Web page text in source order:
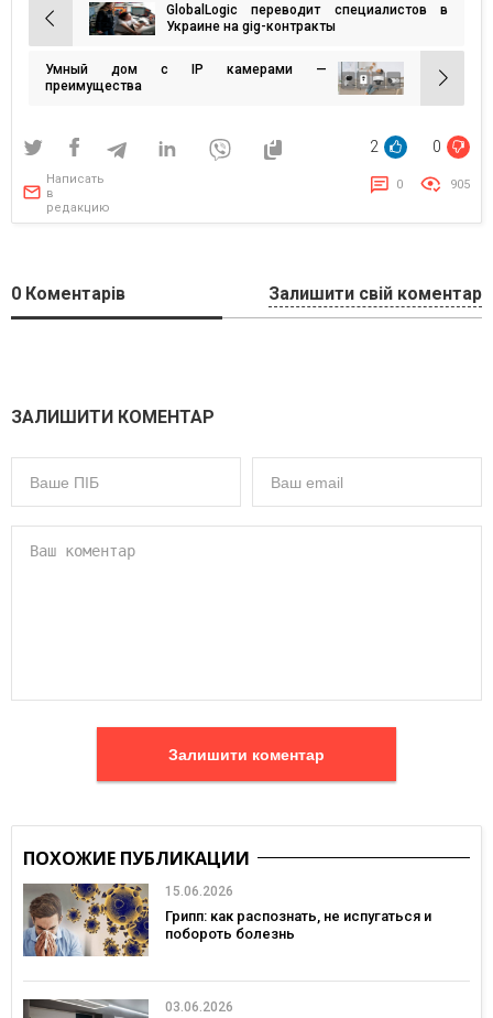
Навигация
по
записям
GlobalLogic переводит специалистов в
Украине на gig-контракты
Умный дом с IP камерами —
преимущества
2 0
Написать
в
редакцию
0 905
0 Коментарів Залишити свій коментар
ЗАЛИШИТИ КОМЕНТАР
Залишити коментар
ПОХОЖИЕ ПУБЛИКАЦИИ
15.06.2026
Грипп: как распознать, не испугаться и
побороть болезнь
03.06.2026